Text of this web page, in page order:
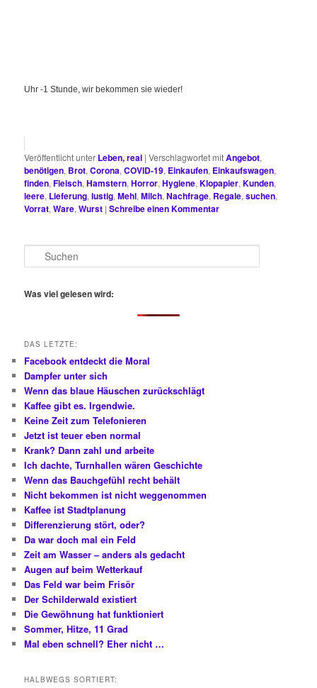
Uhr -1 Stunde, wir bekommen sie wieder!
Veröffentlicht unter Leben, real |Verschlagwortet mitAngebot,
benötigen, Brot,Corona,COVID-19, Einkaufen, Einkaufswagen,
finden,Fleisch,Hamstern,Horror,Hygiene,Klopapier,Kunden,
leere, Lieferung,lustig,Mehl,Milch,Nachfrage, Regale,suchen,
Vorrat,Ware,Wurst |Schreibe einen Kommentar
u
h
Was viel gelesen wird:
DAS LETZTE:
Facebook entdeckt die Moral
Dampfer unter sich
Wenn das blaue Häuschen zurückschlägt
Kaffee gibt es. Irgendwie.
Keine Zeit zum Telefonieren
Jetzt ist teuer eben normal
Krank? Dann zahl und arbeite
Ich dachte, Turnhallen wären Geschichte
Wenn das Bauchgefühl recht behält
Nicht bekommen ist nicht weggenommen
Kaffee ist Stadtplanung
Differenzierung stört, oder?
Da war doch mal ein Feld
Zeit am Wasser – anders als gedacht
Augen auf beim Wetterkauf
Das Feld war beim Frisör
Der Schilderwald existiert
Die Gewöhnung hat funktioniert
Sommer, Hitze, 11 Grad
Mal eben schnell? Eher nicht …
HALBWEGS SORTIERT: